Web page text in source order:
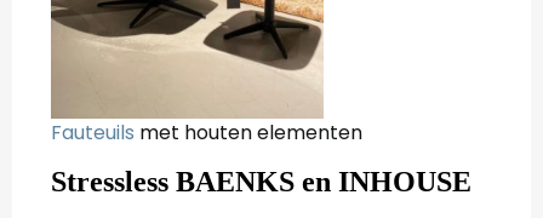
Fauteuils met houten elementen
Stressless BAENKS en INHOUSE